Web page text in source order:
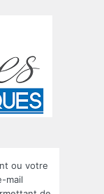
ou votre
mail